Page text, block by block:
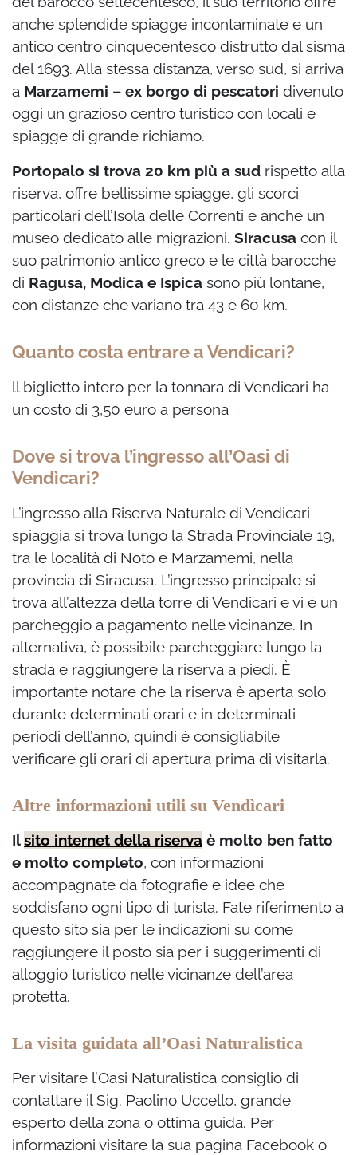
anche splendide spiagge incontaminate e un
antico centro cinquecentesco distrutto dal sisma
del 1693. Alla stessa distanza, verso sud, si arriva
a Marzamemi – ex borgo di pescatori divenuto
oggi un grazioso centro turistico con locali e
spiagge di grande richiamo.
Portopalo si trova 20 km più a sud rispetto alla
riserva, offre bellissime spiagge, gli scorci
particolari dell’Isola delle Correnti e anche un
museo dedicato alle migrazioni. Siracusa con il
suo patrimonio antico greco e le città barocche
di Ragusa, Modica e Ispica sono più lontane,
con distanze che variano tra 43 e 60 km.
Quanto costa entrare a Vendicari?
ll biglietto intero per la tonnara di Vendicari ha
un costo di 3,50 euro a persona
Dove si trova l’ingresso all’Oasi di
Vendìcari?
L’ingresso alla Riserva Naturale di Vendicari
spiaggia si trova lungo la Strada Provinciale 19,
tra le località di Noto e Marzamemi, nella
provincia di Siracusa. L’ingresso principale si
trova all’altezza della torre di Vendicari e vi è un
parcheggio a pagamento nelle vicinanze. In
alternativa, è possibile parcheggiare lungo la
strada e raggiungere la riserva a piedi. È
importante notare che la riserva è aperta solo
durante determinati orari e in determinati
periodi dell’anno, quindi è consigliabile
verificare gli orari di apertura prima di visitarla.
Altre informazioni utili su Vendìcari
Ilsito internet della riserva è molto ben fatto
e molto completo, con informazioni
accompagnate da fotografie e idee che
soddisfano ogni tipo di turista. Fate riferimento a
questo sito sia per le indicazioni su come
raggiungere il posto sia per i suggerimenti di
alloggio turistico nelle vicinanze dell’area
protetta.
La visita guidata all’Oasi Naturalistica
Per visitare l’Oasi Naturalistica consiglio di
contattare il Sig. Paolino Uccello, grande
esperto della zona o ottima guida. Per
informazioni visitare la sua pagina Facebook o